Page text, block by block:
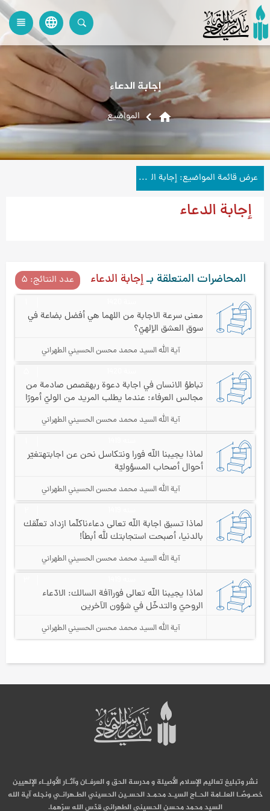
language
view_headline
إجابة الدعاء
home المواضیع
عرض قائمة المواضيع: إجابة الدعاء
إجابة الدعاء
المحاضرات المتعلقة بـإجابة الدعاء عدد النتائج: ۵
معنى سرعة الاجابة من اللهما هي أفضل بضاعة في
سوق العشق الإلهيّ؟
آية الله السيد محمد محسن الحسيني الطهراني
تباطؤ الانسان في اجابة دعوة ربهقصص صادمة من
مجالس العرفاء: عندما يطلب المريد من الوليّ أمورًا
آية الله السيد محمد محسن الحسيني الطهراني
لماذا يجيبنا الله فورا ونتكاسل نحن عن اجابتهتغيّر
أحوال أصحاب المسؤوليّة
آية الله السيد محمد محسن الحسيني الطهراني
لماذا تسبق اجابة الله تعالى دعاءناكلّما ازداد تعلّقك
بالدنيا، أصبحت استجابتك لله أبطأ!
آية الله السيد محمد محسن الحسيني الطهراني
لماذا يجيبنا الله تعالى فوراآفة السالك: الادّعاء
الروحيّ والتدخّل في شؤون الآخرين
آية الله السيد محمد محسن الحسيني الطهراني
نشر وتبليغ تعاليم الإسلام الأصيلة و مدرسة الحق و العرفـان وآثـار الأوليـاء الإلهيين
خصـوصًـا العلـامة الحـاج السيـد محمـد الحسـين الحسيني الطـهرانـي ونجله آية الله
السيد محمد محسن الحسيني الطهراني قدّس الله سرّهما.